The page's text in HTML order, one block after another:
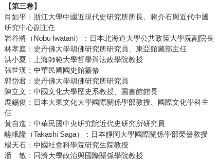
【第三卷】
肖如平：浙江大學中國近現代史研究所所長、蔣介石與近代中國
研究中心副主任
岩谷將（Nobu Iwatani）：日本北海道大學公共政策大學院副院長
林孝庭：史丹佛大學胡佛研究所研究員、東亞館藏部主任
洪小夏：上海師範大學哲學與法政學院教授
張世瑛：中華民國國史館纂修
郭岱君：史丹佛大學胡佛研究所研究員
陳立文：中國文化大學歷史系教授、圖書館館長
鹿錫俊：日本大東文化大學國際關係學部教授、國際文化學科主
任
黃自進：中華民國中央研究院近代史研究所研究員
嵯峨隆（Takashi Saga）：日本靜岡大學國際關係學部榮譽教授
楊天石：中國社會科學院研究生院教授
潘 敏：同濟大學政治與國際關係學院教授